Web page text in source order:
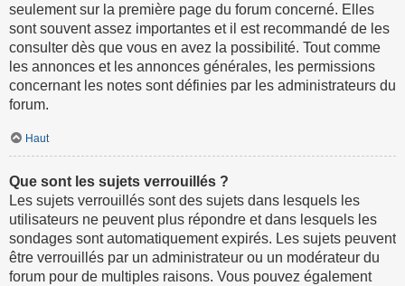
seulement sur la première page du forum concerné. Elles
sont souvent assez importantes et il est recommandé de les
consulter dès que vous en avez la possibilité. Tout comme
les annonces et les annonces générales, les permissions
concernant les notes sont définies par les administrateurs du
forum.
Haut
Que sont les sujets verrouillés ?
Les sujets verrouillés sont des sujets dans lesquels les
utilisateurs ne peuvent plus répondre et dans lesquels les
sondages sont automatiquement expirés. Les sujets peuvent
être verrouillés par un administrateur ou un modérateur du
forum pour de multiples raisons. Vous pouvez également